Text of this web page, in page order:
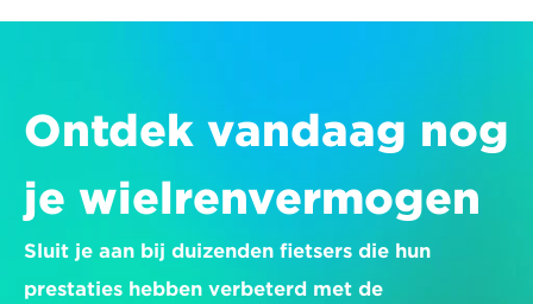
Ontdek vandaag nog
je wielrenvermogen
Sluit je aan bij duizenden fietsers die hun
prestaties hebben verbeterd met de